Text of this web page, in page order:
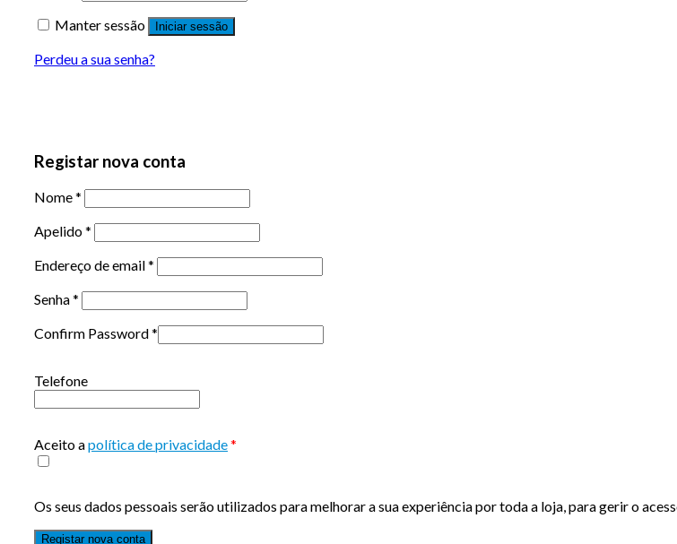
Manter sessão
Iniciar sessão
Perdeu a sua senha?
Registar nova conta
Nome*
Apelido*
Endereço de email*
Senha*
Confirm Password*
Telefone
Aceito apolítica de privacidade*
Os seus dados pessoais serão utilizados para melhorar a sua experiência por toda a loja, para gerir o
Registar nova conta